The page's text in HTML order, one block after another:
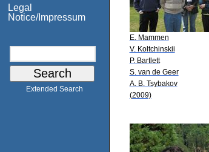
Legal
Notice/Impressum
Extended Search
E. Mammen
V. Koltchinskii
P. Bartlett
S. van de Geer
A. B. Tsybakov
(2009)